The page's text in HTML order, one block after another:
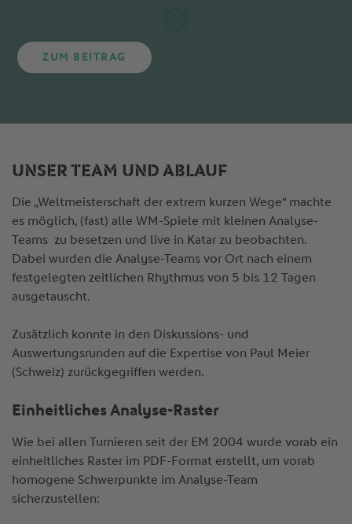
ZUM BEITRAG
UNSER TEAM UND ABLAUF
Die „Weltmeisterschaft der extrem kurzen Wege“ machte
es möglich, (fast) alle WM-Spiele mit kleinen Analyse-
Teams zu besetzen und live in Katar zu beobachten.
Dabei wurden die Analyse-Teams vor Ort nach einem
festgelegten zeitlichen Rhythmus von 5 bis 12 Tagen
ausgetauscht.
Zusätzlich konnte in den Diskussions- und
Auswertungsrunden auf die Expertise von Paul Meier
(Schweiz) zurückgegriffen werden.
Einheitliches Analyse-Raster
Wie bei allen Turnieren seit der EM 2004 wurde vorab ein
einheitliches Raster im PDF-Format erstellt, um vorab
homogene Schwerpunkte im Analyse-Team
sicherzustellen: